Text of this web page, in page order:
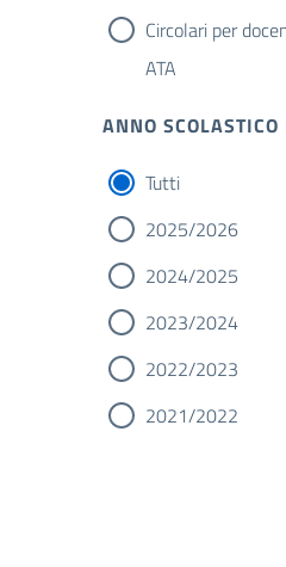
Circolari per
ATA
ANNO SCOLASTICO
Tutti
2025/2026
2024/2025
2023/2024
2022/2023
2021/2022